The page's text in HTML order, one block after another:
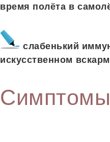
время полёта в
слабенький
искусственном
Симптомы